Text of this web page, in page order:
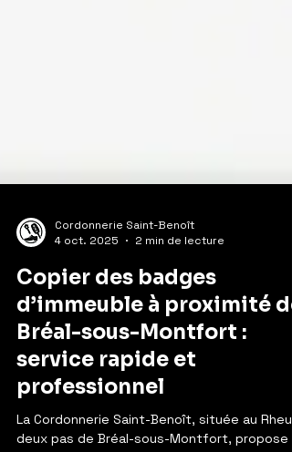
Cordonnerie Saint-Benoît
4 oct. 2025
2 min de lecture
Copier des badges
d’immeuble à proximité de
Bréal-sous-Montfort :
service rapide et